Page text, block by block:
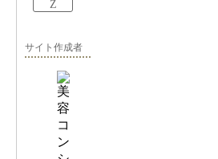
Z
サイト作成者